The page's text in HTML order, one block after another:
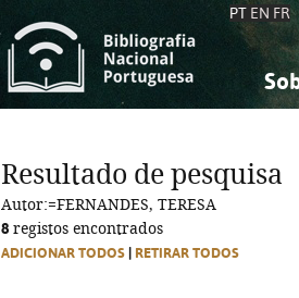
PT EN FR
Resultado de pesquisa
Autor:=FERNANDES, TERESA
8 registos encontrados
ADICIONAR TODOS RETIRAR TODOS